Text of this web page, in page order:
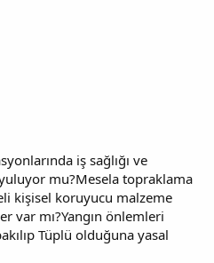
iş sağlığı ve
mu?Mesela topraklama
kişisel koruyucu malzeme
var mı?Yangın önlemleri
Tüplü olduğuna yasal